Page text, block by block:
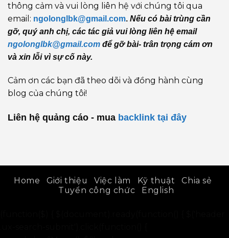
thông cảm và vui lòng liên hệ với chúng tôi qua
email: ngolonglbk@gmail.com. Nếu có bài trùng cần
gỡ, quý anh chị, các tác giả vui lòng liên hệ email
ngolonglbk@gmail.com để gỡ bài- trân trọng cám ơn
và xin lỗi vì sự cố này.
Cảm ơn các bạn đã theo dõi và đồng hành cùng
blog của chúng tôi!
Liên hệ quảng cáo - mua backlink tại đây
Home Giới thiệu Việc làm Kỹ thuật
Chia sẻ
Tuyển công chức
English